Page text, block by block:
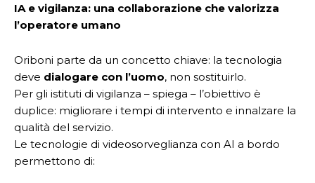
IA e vigilanza: una collaborazione che valorizza
l’operatore umano
Oriboni parte da un concetto chiave: la tecnologia
deve dialogare con l’uomo, non sostituirlo.
Per gli istituti di vigilanza – spiega – l’obiettivo è
duplice: migliorare i tempi di intervento e innalzare la
qualità del servizio.
Le tecnologie di videosorveglianza con AI a bordo
permettono di: